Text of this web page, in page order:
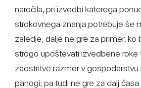
naročila, pri izvedbi katerega
strokovnega znanja potrebuje še
zaledje; dalje ne gre za primer,
strogo upoštevati izvedbene roke
zaostritve razmer v gospodarstvu
panogi; pa tudi ne gre za dalj